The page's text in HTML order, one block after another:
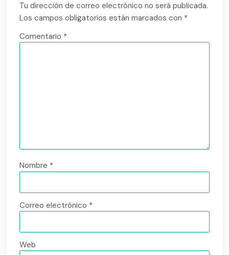
Tu dirección de correo electrónico no será publicada.
Los campos obligatorios están marcados con *
Comentario *
Nombre *
Correo electrónico *
Web